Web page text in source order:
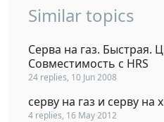
Similar topics
Серва на газ. Быстрая.
Совместимость с HRS
24 replies, 10 Jun 2008
серву на газ и серву на
4 replies, 16 May 2012